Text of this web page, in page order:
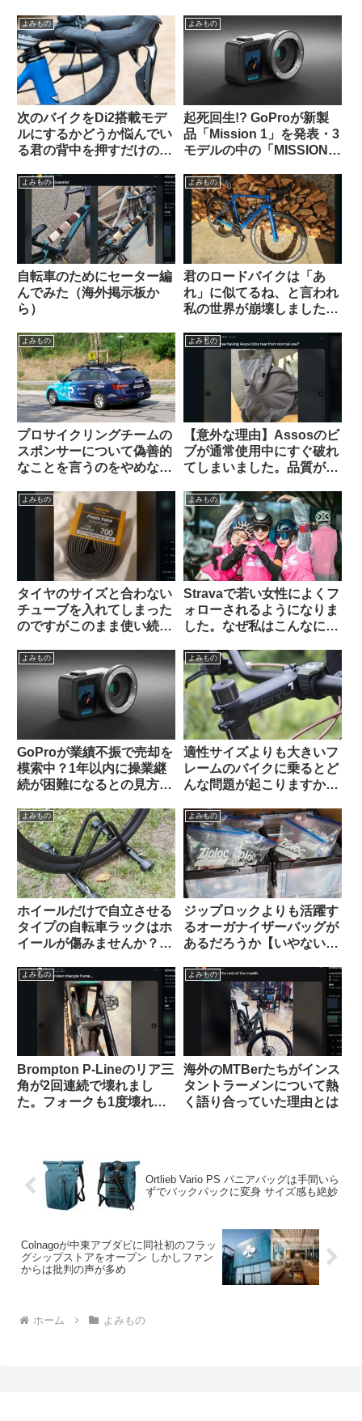
Van Rysel】
よみもの
次のバイクをDi2搭載モデ
ルにするかどうか悩んでい
る君の背中を押すだけのコ
よみもの
起死回生!? GoProが新製
品「Mission 1」を発表・3
モデルの中の「MISSION 1
でm43対応。でもこれって
誰向けのカメラなの？（海
外掲示板から）
よみもの
自転車のためにセーター編
んでみた（海外掲示板か
ら）
よみもの
君のロードバイクは「あ
れ」に似てるね、と言われ
私の世界が崩壊しました
よみもの
プロサイクリングチームの
スポンサーについて偽善的
なことを言うのをやめなさ
オン観察）
よみもの
【意外な理由】Assosのビ
ブが通常使用中にすぐ破れ
てしまいました。品質が落
（海外掲示板から）
よみもの
タイヤのサイズと合わない
チューブを入れてしまった
のですがこのまま使い続け
外掲示板より）
よみもの
Stravaで若い女性によくフ
ォローされるようになりま
した。なぜ私はこんなにモ
板から）
よみもの
GoProが業績不振で売却を
模索中？1年以内に操業継
続が困難になるとの見方も
よみもの
適性サイズよりも大きいフ
レームのバイクに乗るとど
んな問題が起こりますか
よみもの
ホイールだけで自立させる
タイプの自転車ラックはホ
イールが傷みませんか？
から）Felgenkiller
よみもの
ジップロックよりも活躍す
るオーガナイザーバッグが
あるだろうか【いやない・
よみもの
Brompton P-Lineのリア三
角が2回連続で壊れまし
た。フォークも1度壊れま
よみもの
海外のMTBerたちがインス
タントラーメンについて熱
く語り合っていた理由とは
Ortlieb Vario PS パニアバッグは手間いら
ずでバックパックに変身 サイズ感も絶妙
Colnagoが中東アブダビに同社初のフラッ
グシップストアをオープン しかしファン
からは批判の声が多め
ホーム よみもの